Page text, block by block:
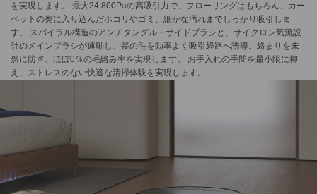
を実現します。 最大24,800Paの高吸引力で、フローリングはもちろん、カー
ペットの奥に入り込んだホコリやゴミ、細かな汚れまでしっかり吸引しま
す。 スパイラル構造のアンチタングル・サイドブラシと、サイクロン気流設
計のメインブラシが連動し、髪の毛を効率よく吸引経路へ誘導。絡まりを未
然に防ぎ、ほぼ0％の毛絡み率を実現します。 お手入れの手間を最小限に抑
え、ストレスのない快適な清掃体験を実現します。